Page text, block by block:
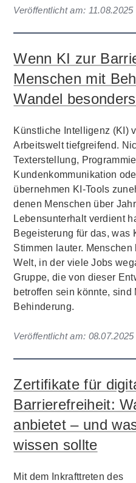
Veröffentlicht am: 11.08.2025
Wenn KI zur
Menschen mit
Wandel
Künstliche Intelligenz (KI)
Arbeitswelt tiefgreifend.
Texterstellung,
Kundenkommunikation
übernehmen KI-Tools
denen Menschen über
Lebensunterhalt verdient
Begeisterung für das, was
Stimmen lauter.
Welt, in der viele Jobs
Gruppe, die von dieser
betroffen sein könnte, sind
Behinderung.
Veröffentlicht am: 08.07.2025
Zertifikate für
Barrierefreiheit:
anbietet – und
wissen sollte
Mit dem Inkrafttreten des